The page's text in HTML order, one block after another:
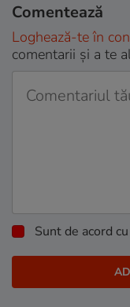
Comentează
Loghează-te în
comentarii și a te
Sunt de acord cu